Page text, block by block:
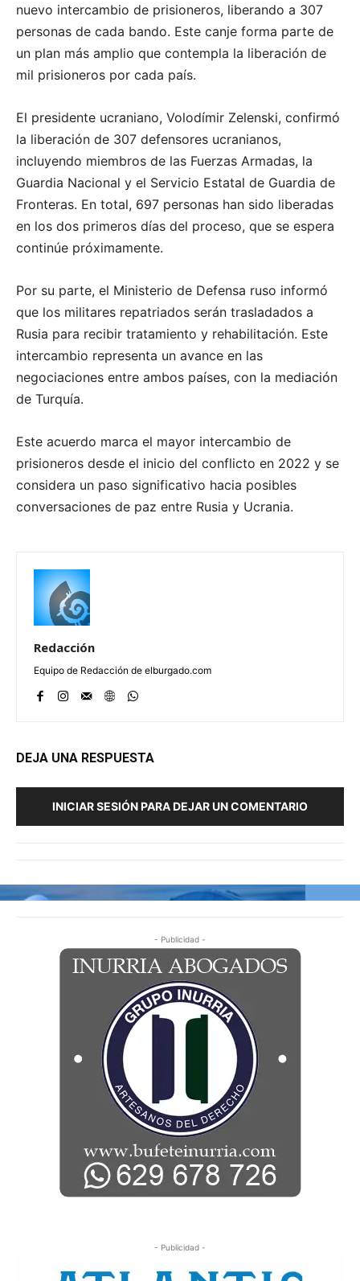
nuevo intercambio de prisioneros, liberando a 307
personas de cada bando. Este canje forma parte de
un plan más amplio que contempla la liberación de
mil prisioneros por cada país.
El presidente ucraniano, Volodímir Zelenski, confirmó
la liberación de 307 defensores ucranianos,
incluyendo miembros de las Fuerzas Armadas, la
Guardia Nacional y el Servicio Estatal de Guardia de
Fronteras. En total, 697 personas han sido liberadas
en los dos primeros días del proceso, que se espera
continúe próximamente.
Por su parte, el Ministerio de Defensa ruso informó
que los militares repatriados serán trasladados a
Rusia para recibir tratamiento y rehabilitación. Este
intercambio representa un avance en las
negociaciones entre ambos países, con la mediación
de Turquía.
Este acuerdo marca el mayor intercambio de
prisioneros desde el inicio del conflicto en 2022 y se
considera un paso significativo hacia posibles
conversaciones de paz entre Rusia y Ucrania.
Redacción
Equipo de Redacción de elburgado.com
DEJA UNA RESPUESTA
INICIAR SESIÓN PARA DEJAR UN COMENTARIO
- Publicidad -
- Publicidad -